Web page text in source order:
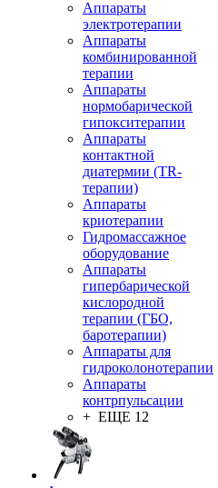
Аппараты
электротерапии
Аппараты
комбинированной
терапии
Аппараты
нормобарической
гипокситерапии
Аппараты
контактной
диатермии (TR-
терапии)
Аппараты
криотерапии
Гидромассажное
оборудование
Аппараты
гипербарической
кислородной
терапии (ГБО,
баротерапии)
Аппараты для
гидроколонотерапии
Аппараты
контрпульсации
+ ЕЩЕ 12